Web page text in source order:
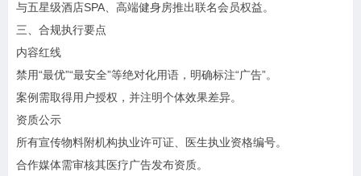
与五星级酒店SPA、高端健身房推出联名会员权益。
三、合规执行要点
内容红线
禁用“最优”“最安全”等绝对化用语，明确标注“广告”。
案例需取得用户授权，并注明个体效果差异。
资质公示
所有宣传物料附机构执业许可证、医生执业资格编号。
合作媒体需审核其医疗广告发布资质。